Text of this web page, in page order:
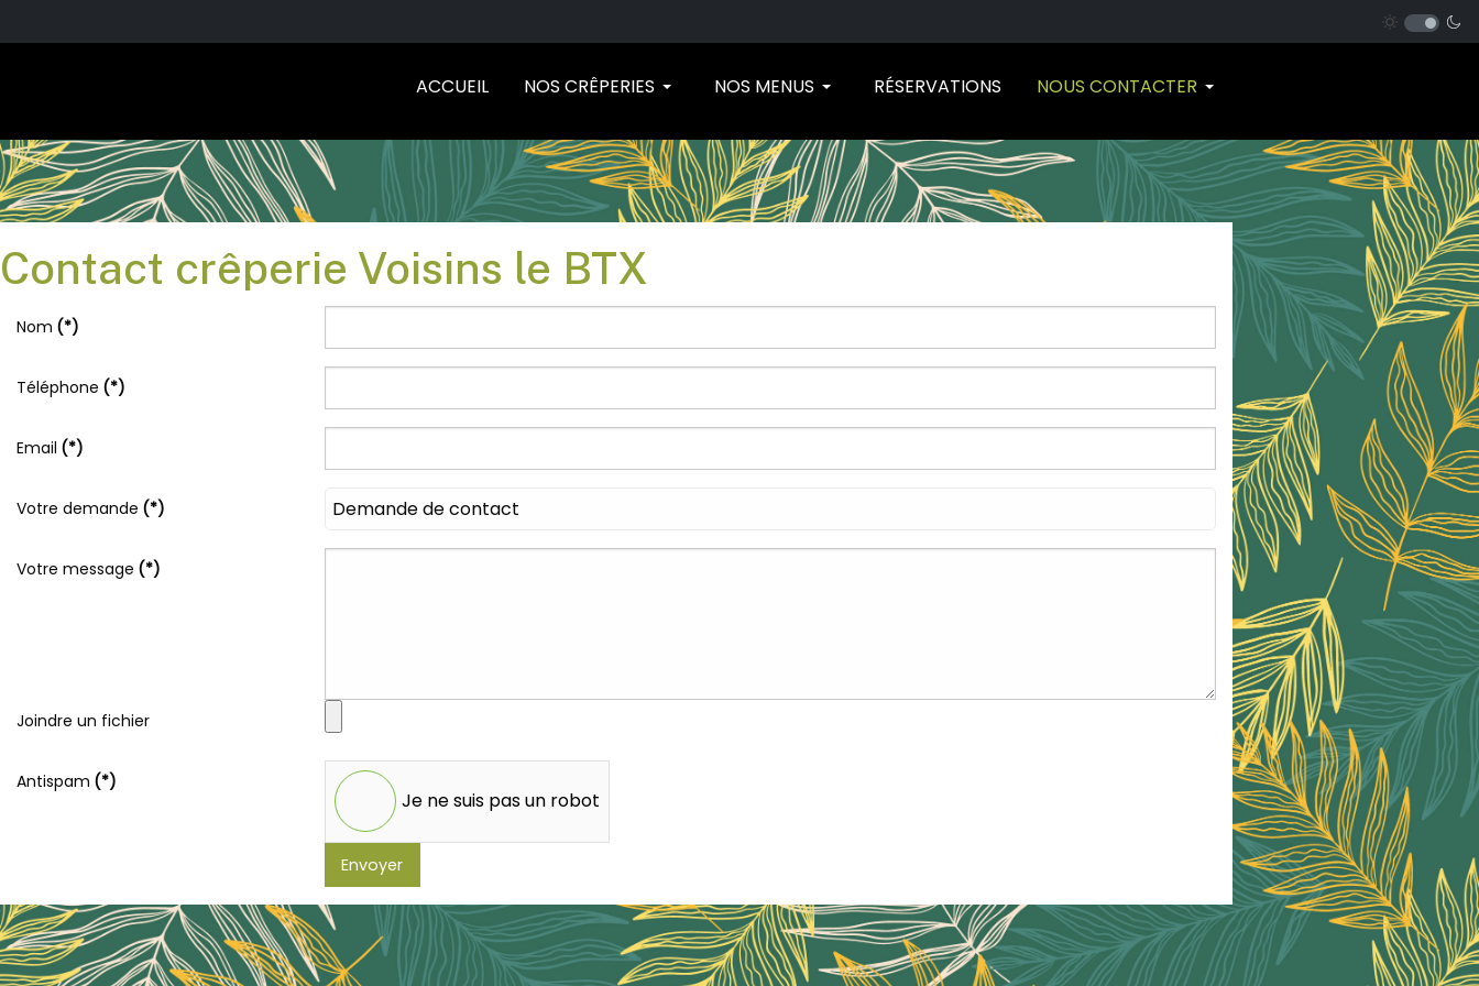
ACCUEIL NOS CRÊPERIES NOS MENUS RÉSERVATIONS NOUS CONTACTER
Contact crêperie Voisins le BTX
Nom (*)
Téléphone (*)
Email (*)
Votre demande (*)
Votre message (*)
Joindre un fichier
Antispam (*)
Je ne suis pas un robot
Envoyer